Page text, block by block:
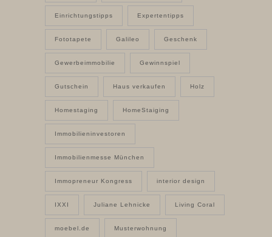
Einrichtungstipps Expertentipps
Fototapete Galileo Geschenk
Gewerbeimmobilie Gewinnspiel
Gutschein Haus verkaufen Holz
Homestaging HomeStaiging
Immobilieninvestoren
Immobilienmesse München
Immopreneur Kongress interior design
IXXI Juliane Lehnicke Living Coral
moebel.de Musterwohnung